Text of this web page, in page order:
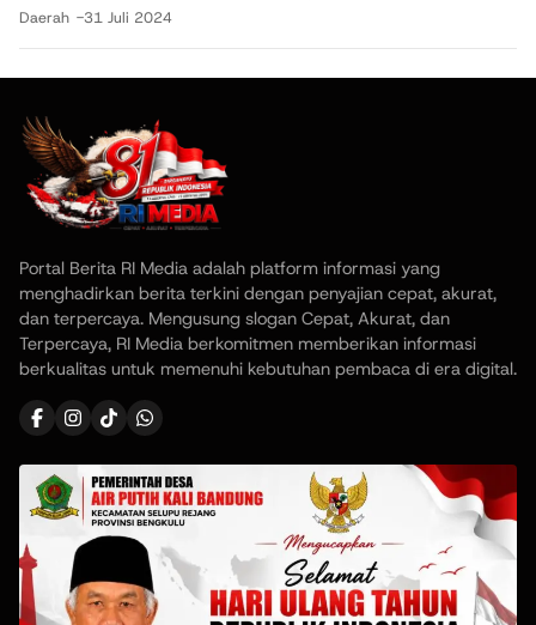
Daerah 31 Juli 2024
Portal Berita RI Media adalah platform informasi yang
menghadirkan berita terkini dengan penyajian cepat, akurat,
dan terpercaya. Mengusung slogan Cepat, Akurat, dan
Terpercaya, RI Media berkomitmen memberikan informasi
berkualitas untuk memenuhi kebutuhan pembaca di era digital.